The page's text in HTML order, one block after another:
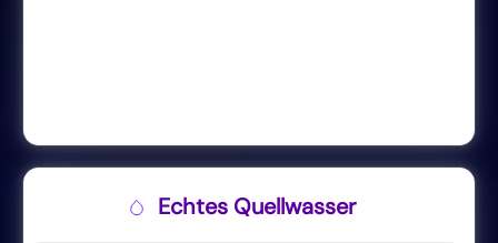
Echtes Quellwasser